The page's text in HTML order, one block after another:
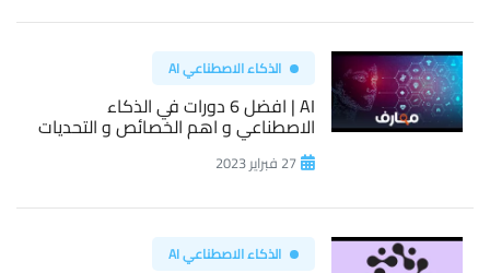
الذكاء الاصطناعي AI
AI | افضل 6 دورات في الذكاء
الاصطناعي و اهم الخصائص و التحديات
27 فبراير 2023
الذكاء الاصطناعي AI